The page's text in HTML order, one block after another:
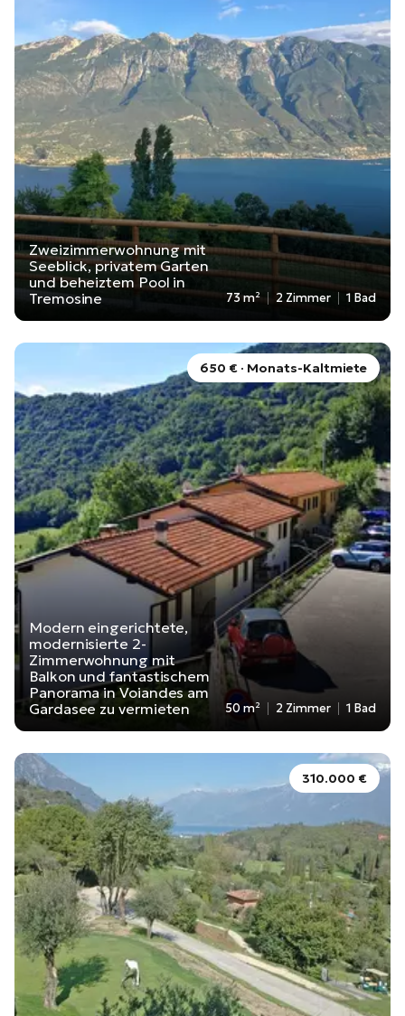
Zweizimmerwohnung mit
Seeblick, privatem Garten
und beheiztem Pool in
Tremosine
73 m² 2 Zimmer 1 Bad
650 € · Monats-Kaltmiete
Modern eingerichtete,
modernisierte 2-
Zimmerwohnung mit
Balkon und fantastischem
Panorama in Voiandes am
Gardasee zu vermieten
50 m² 2 Zimmer 1 Bad
310.000 €